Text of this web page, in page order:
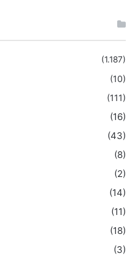
(1.187)
(10)
(111)
(16)
(43)
(8)
(2)
(14)
(11)
(18)
(3)